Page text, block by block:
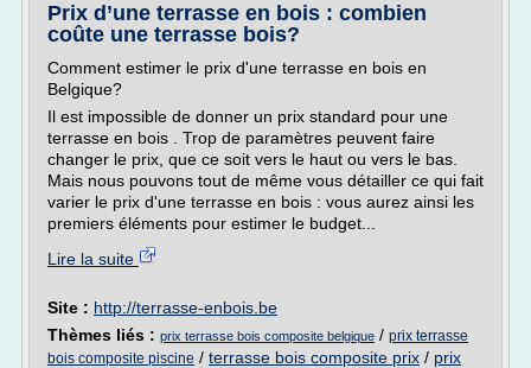
Prix d’une terrasse en bois : combien
coûte une terrasse bois?
Comment estimer le prix d'une terrasse en bois en
Belgique?
Il est impossible de donner un prix standard pour une
terrasse en bois . Trop de paramètres peuvent faire
changer le prix, que ce soit vers le haut ou vers le bas.
Mais nous pouvons tout de même vous détailler ce qui fait
varier le prix d'une terrasse en bois : vous aurez ainsi les
premiers éléments pour estimer le budget...
Lire la suite
Site : http://terrasse-enbois.be
Thèmes liés : prix terrasse bois composite belgique / prix terrasse
bois composite piscine / terrasse bois composite prix / prix